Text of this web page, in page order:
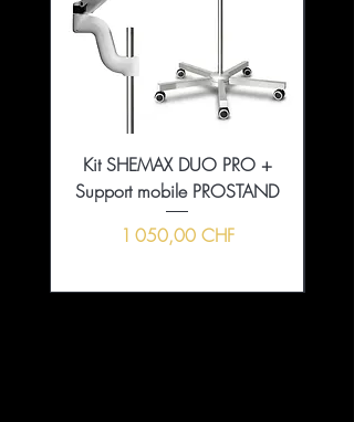
Kit SHEMAX DUO PRO +
Support mobile PROSTAND
Prix
1 050,00 CHF